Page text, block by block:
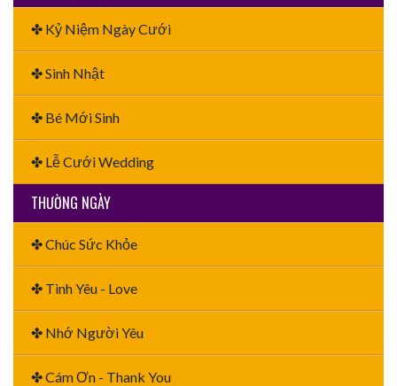
✤ Kỷ Niệm Ngày Cưới
✤ Sinh Nhật
✤ Bé Mới Sinh
✤ Lễ Cưới Wedding
THƯỜNG NGÀY
✤ Chúc Sức Khỏe
✤ Tình Yêu - Love
✤ Nhớ Người Yêu
✤ Cám Ơn - Thank You